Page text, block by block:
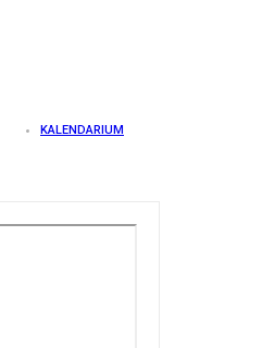
KALENDARIUM